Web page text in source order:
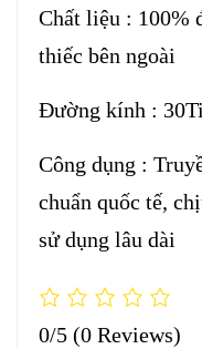
Chất liệu : 100%
thiếc bên ngoài
Đường kính :
Công dụng :
chuẩn quốc tế,
sử dụng lâu dài
0/5 (0 Reviews)